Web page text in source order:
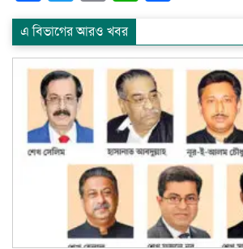
এ বিভাগের আরও খবর